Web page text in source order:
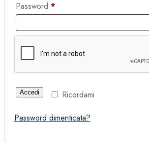
Password *
Ricordami
Accedi
Password dimenticata?